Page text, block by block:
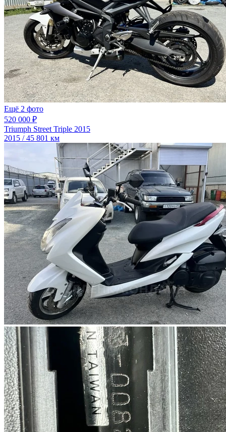
Ещё 2 фото
520 000 ₽
Triumph Street Triple 2015
2015 / 45 801 км